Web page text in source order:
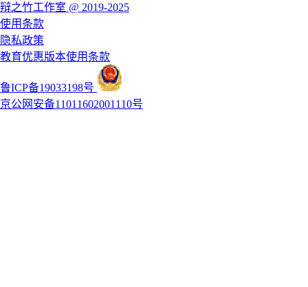
辩之竹工作室 @ 2019-2025
使用条款
隐私政策
教育优惠版本使用条款
鲁ICP备19033198号
京公网安备11011602001110号